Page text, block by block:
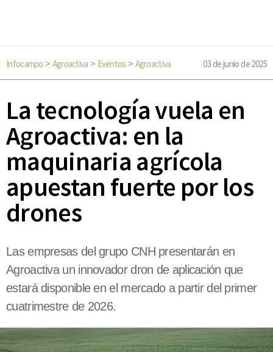
Infocampo > Agroactiva > Eventos > Agroactiva 03 de junio de 2025
La tecnología vuela en
Agroactiva: en la
maquinaria agrícola
apuestan fuerte por los
drones
Las empresas del grupo CNH presentarán en
Agroactiva un innovador dron de aplicación que
estará disponible en el mercado a partir del primer
cuatrimestre de 2026.